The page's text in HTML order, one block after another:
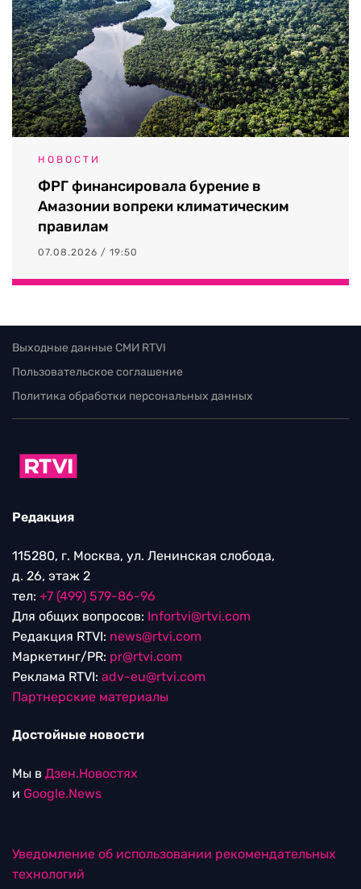
НОВОСТИ
ФРГ финансировала бурение в
Амазонии вопреки климатическим
правилам
07.08.2026 / 19:50
Выходные данные СМИ RTVI
Пользовательское соглашение
Политика обработки персональных данных
Редакция
115280, г. Москва, ул. Ленинская слобода,
д. 26, этаж 2
тел: +7 (499) 579-86-96
Для общих вопросов: Infortvi@rtvi.com
Редакция RTVI: news@rtvi.com
Маркетинг/PR: pr@rtvi.com
Реклама RTVI: adv-eu@rtvi.com
Партнерские материалы
Достойные новости
Мы в Дзен.Новостях
и Google.News
Уведомление об использовании рекомендательных
технологий